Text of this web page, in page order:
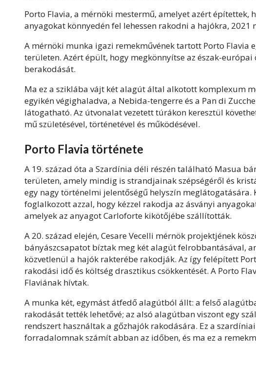
Porto Flavia, a mérnöki mestermű, amelyet azért építettek,
anyagokat könnyedén fel lehessen rakodni a hajókra,
A mérnöki munka igazi remekművének tartott Porto Flavia
területen. Azért épült, hogy megkönnyítse az észak-
berakodását.
Ma ez a sziklába vájt két alagút által alkotott komplexum
egyikén végighaladva, a Nebida-tengerre és a Pan di
látogatható. Az útvonalat vezetett túrákon keresztül
mű születésével, történetével és működésével.
Porto Flavia története
A 19. század óta a Szardínia déli részén található Masua
területen, amely mindig is strandjainak szépségéről és
egy nagy történelmi jelentőségű helyszín meglátogatására.
foglalkozott azzal, hogy kézzel rakodja az ásványi
amelyek az anyagot Carloforte kikötőjébe szállították.
A 20. század elején, Cesare Vecelli mérnök projektjének
bányászcsapatot bíztak meg két alagút felrobbantásával,
közvetlenül a hajók rakterébe rakodják. Az így felépített
rakodási idő és költség drasztikus csökkentését. A Porto
Flaviának hívtak.
A munka két, egymást átfedő alagútból állt: a felső
rakodását tették lehetővé; az alsó alagútban viszont egy
rendszert használtak a gőzhajók rakodására. Ez a
forradalomnak számít abban az időben, és ma ez a